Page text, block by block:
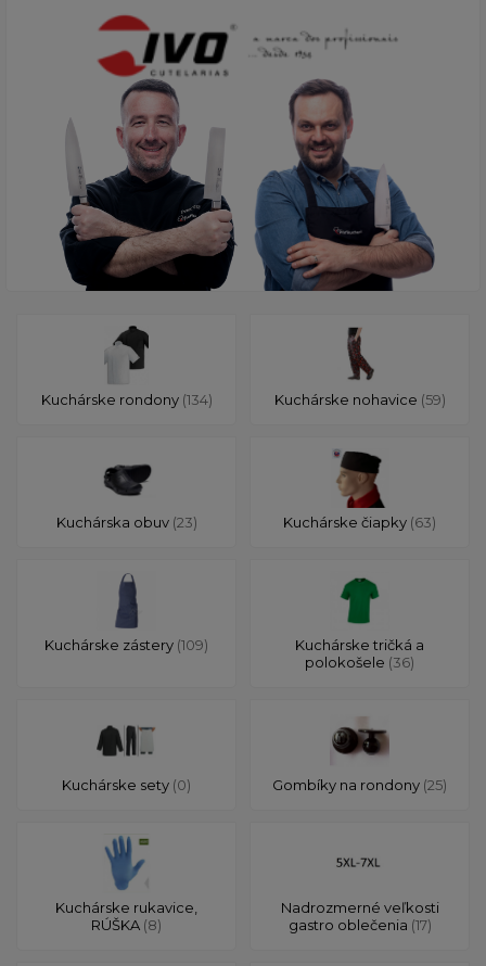
Kuchárske rondony (134) Kuchárske nohavice (59)
Kuchárska obuv (23) Kuchárske čiapky (63)
Kuchárske zástery (109)
Kuchárske tričká a
polokošele (36)
Kuchárske sety (0) Gombíky na rondony (25)
Kuchárske rukavice,
RÚŠKA (8)
Nadrozmerné veľkosti
gastro oblečenia (17)